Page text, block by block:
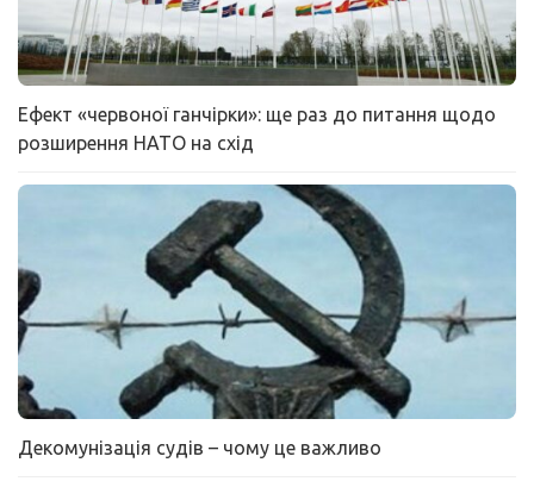
Ефект «червоної ганчірки»: ще раз до питання щодо
розширення НАТО на схід
Декомунізація судів – чому це важливо